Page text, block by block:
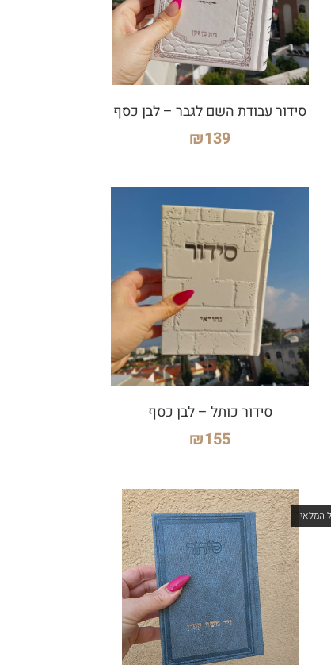
סידור עבודת השם לגבר – לבן כסף
₪139
סידור כותל – לבן כסף
₪155
המלאי